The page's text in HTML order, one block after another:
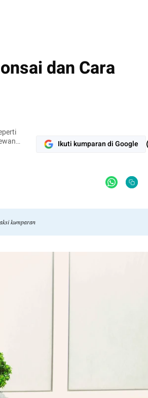
dan Cara
Ikuti kumparan di Google
kumparan